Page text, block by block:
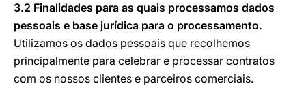
3.2 Finalidades para as quais processamos dados
pessoais e base jurídica para o processamento.
Utilizamos os dados pessoais que recolhemos
principalmente para celebrar e processar contratos
com os nossos clientes e parceiros comerciais.